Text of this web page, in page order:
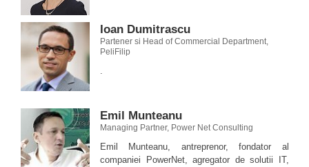
Ioan Dumitrascu
Partener si Head of Commercial Department,
PeliFilip
.
Emil Munteanu
Managing Partner, Power Net Consulting
Emil Munteanu, antreprenor, fondator al
companiei PowerNet, agregator de solutii IT,